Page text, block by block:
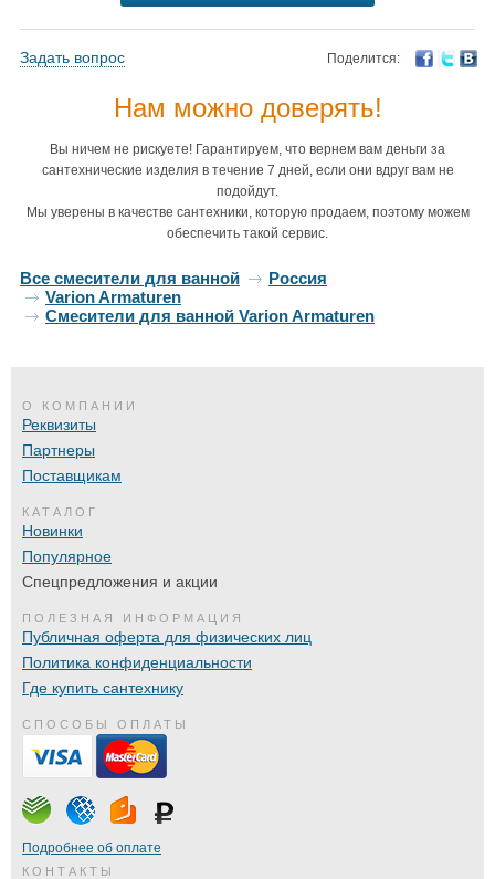
Задать вопрос Поделится:
Нам можно доверять!
Вы ничем не рискуете! Гарантируем, что вернем вам деньги за
сантехнические изделия в течение 7 дней, если они вдруг вам не
подойдут.
Мы уверены в качестве сантехники, которую продаем, поэтому можем
обеспечить такой сервис.
Все смесители для ванной
Россия
Varion Armaturen
Смесители для ванной Varion Armaturen
О КОМПАНИИ
Реквизиты
Партнеры
Поставщикам
КАТАЛОГ
Новинки
Популярное
Спецпредложения и акции
ПОЛЕЗНАЯ ИНФОРМАЦИЯ
Публичная оферта для физических лиц
Политика конфиденциальности
Где купить сантехнику
СПОСОБЫ ОПЛАТЫ
Подробнее об оплате
КОНТАКТЫ